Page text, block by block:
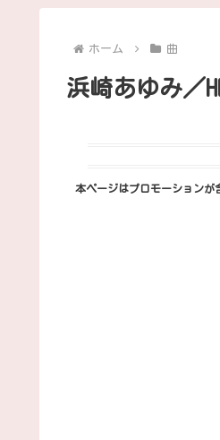
ホーム 曲
浜崎あゆみ／
本ページはプロモーションが